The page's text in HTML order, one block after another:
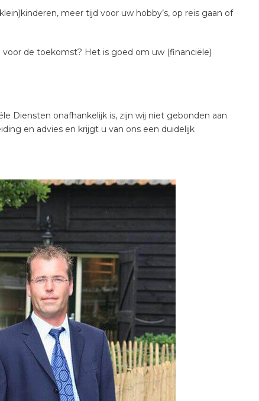
meer tijd voor uw hobby’s, op reis gaan of
de toekomst? Het is goed om uw (financiële)
Diensten onafhankelijk is, zijn wij niet gebonden aan
en advies en krijgt u van ons een duidelijk